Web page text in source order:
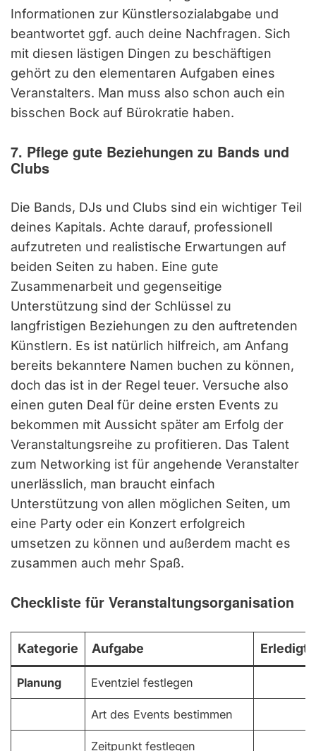
Informationen zur Künstlersozialabgabe und
beantwortet ggf. auch deine Nachfragen. Sich
mit diesen lästigen Dingen zu beschäftigen
gehört zu den elementaren Aufgaben eines
Veranstalters. Man muss also schon auch ein
bisschen Bock auf Bürokratie haben.
7. Pflege gute Beziehungen zu Bands und
Clubs
Die Bands, DJs und Clubs sind ein wichtiger Teil
deines Kapitals. Achte darauf, professionell
aufzutreten und realistische Erwartungen auf
beiden Seiten zu haben. Eine gute
Zusammenarbeit und gegenseitige
Unterstützung sind der Schlüssel zu
langfristigen Beziehungen zu den auftretenden
Künstlern. Es ist natürlich hilfreich, am Anfang
bereits bekanntere Namen buchen zu können,
doch das ist in der Regel teuer. Versuche also
einen guten Deal für deine ersten Events zu
bekommen mit Aussicht später am Erfolg der
Veranstaltungsreihe zu profitieren. Das Talent
zum Networking ist für angehende Veranstalter
unerlässlich, man braucht einfach
Unterstützung von allen möglichen Seiten, um
eine Party oder ein Konzert erfolgreich
umsetzen zu können und außerdem macht es
zusammen auch mehr Spaß.
Checkliste für Veranstaltungsorganisation
Kategorie Aufgabe Erledigt
Planung Eventziel festlegen
Art des Events bestimmen
Zeitpunkt festlegen